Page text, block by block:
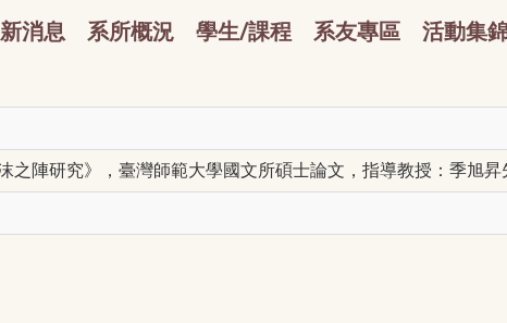
消息 系所概況 學生/課程 系友專區 活動集
之陣研究》，臺灣師範大學國文所碩士論文，指導教授：季旭昇